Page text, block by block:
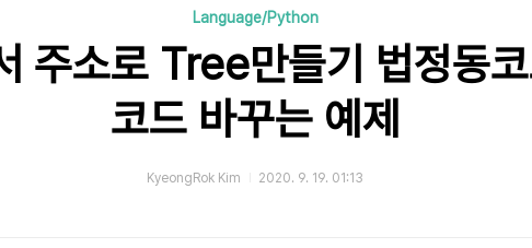
Language/Python
주소로 Tree만들기 법정동
코드 바꾸는 예제
KyeongRok Kim 2020. 9. 19. 01:13